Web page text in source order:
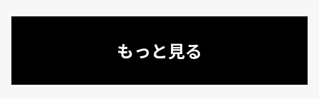
もっと見る